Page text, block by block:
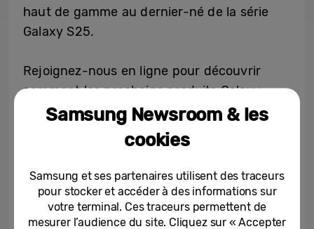
haut de gamme au dernier-né de la série
Galaxy S25.
Rejoignez-nous en ligne pour découvrir
comment les prochains produits Galaxy
ouvrent de nouvelles possibilités grâce à l’IA
L’événement sera retransmis en direct le 4
septembre à 11h30 surSamsung.comet sur
chaîne Youtube de Samsung.
Samsung Newsroom & les
cookies
Samsung et ses partenaires utilisent des traceurs
pour stocker et accéder à des informations sur
votre terminal. Ces traceurs permettent de
mesurer l’audience du site. Cliquez sur « Accepter